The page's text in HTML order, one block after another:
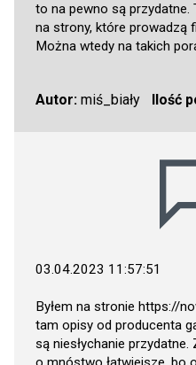
to na pewno są
na strony, które prowadzą
Można wtedy na takich
Autor: miś_biały Ilość
03.04.2023 11:57:51
Byłem na stronie https://
tam opisy od producenta
są niesłychanie